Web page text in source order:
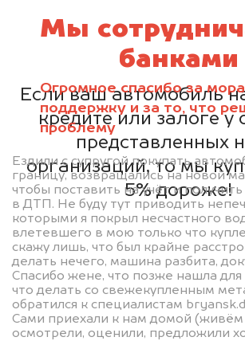
Огромное спасибо за
поддержку и за то, что
проблему
Ездили с супругой покупать
границу, возвращались на новой
чтобы поставить на учёт и
в ДТП. Не буду тут приводить
которыми я покрыл несчастного
влетевшего в мою только что
скажу лишь, что был крайне
делать нечего, машина разбита,
Спасибо жене, что позже нашла
что делать со свежекупленным
обратился к специалистам
Сами приехали к нам домой (живём
осмотрели, оценили, предложили
Мы
банками
Если ваш автомобиль
кредите или залоге у
представленных
организаций, то мы
5% дороже!